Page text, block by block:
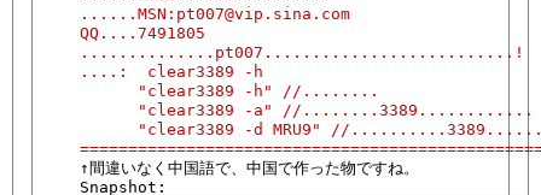
   ......MSN:pt007@vip.sina.com
   QQ....7491805
   ..............pt007..........................!
   ....:  clear3389 -h
         "clear3389 -h" //........
         "clear3389 -a" //........3389............
"clear3389 -d MRU9" //
   ↑間違いなく中国語で、中国で作った物ですね。
   Snapshot: